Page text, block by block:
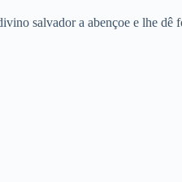
salvador a abençoe e lhe dê